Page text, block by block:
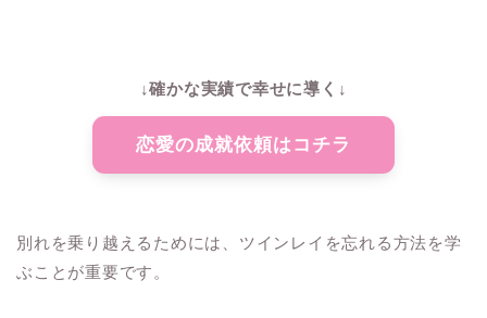
↓確かな実績で幸せに導く↓
恋愛の成就依頼はコチラ
別れを乗り越えるためには、ツインレイを忘れる方法を学
ぶことが重要です。